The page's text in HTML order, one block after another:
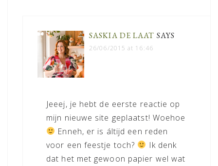
SASKIA DE LAAT SAYS
26/06/2015 at 16:46
Jeeej, je hebt de eerste reactie op
mijn nieuwe site geplaatst! Woehoe
Enneh, er is áltijd een reden
voor een feestje toch?
Ik denk
dat het met gewoon papier wel wat